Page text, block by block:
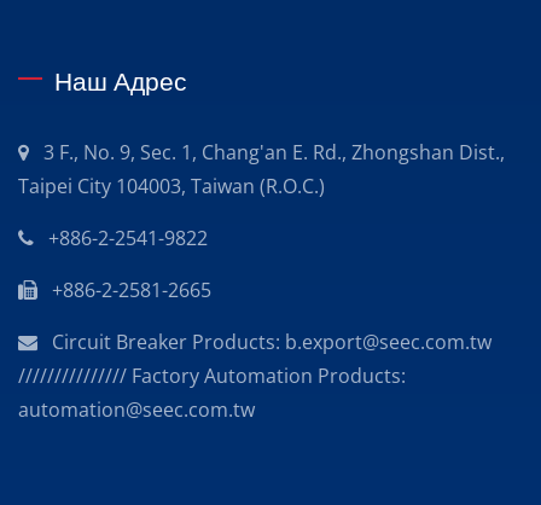
Наш Адрес
3 F., No. 9, Sec. 1, Chang'an E. Rd., Zhongshan Dist.,
Taipei City 104003, Taiwan (R.O.C.)
+886-2-2541-9822
+886-2-2581-2665
Circuit Breaker Products: b.export@seec.com.tw
/////////////// Factory Automation Products:
automation@seec.com.tw